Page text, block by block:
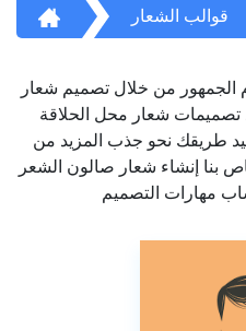
قوالب الشعار
الجمهور من خلال تصميم شعار
شعار محل الحلاقة
طريقك نحو جذب المزيد من
بنا إنشاء شعار صالون الشعر